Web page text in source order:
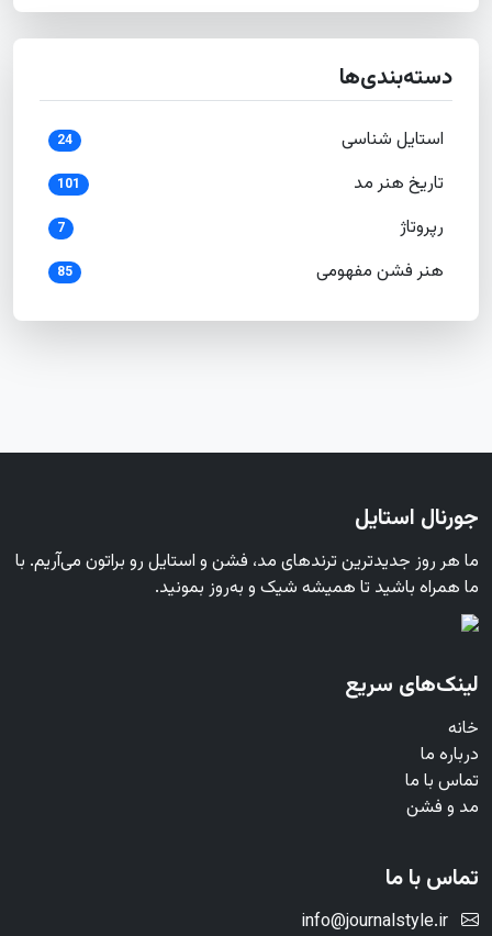
دسته‌بندی‌ها
استایل شناسی 24
تاریخ هنر مد 101
رپروتاژ 7
هنر فشن مفهومی 85
جورنال استایل
ما هر روز جدیدترین ترندهای مد، فشن و استایل رو براتون می‌آریم. با
ما همراه باشید تا همیشه شیک و به‌روز بمونید.
لینک‌های سریع
خانه
درباره ما
تماس با ما
مد و فشن
تماس با ما
info@journalstyle.ir